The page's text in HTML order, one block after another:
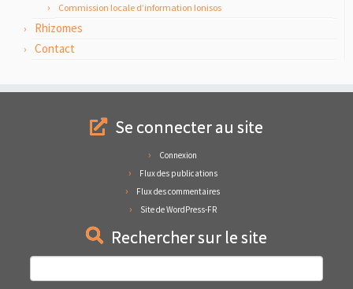
Commission locale d’information Ionisos
Rhizomes
Contact
Se connecter au site
Connexion
Flux des publications
Flux des commentaires
Site de WordPress-FR
Rechercher sur le site